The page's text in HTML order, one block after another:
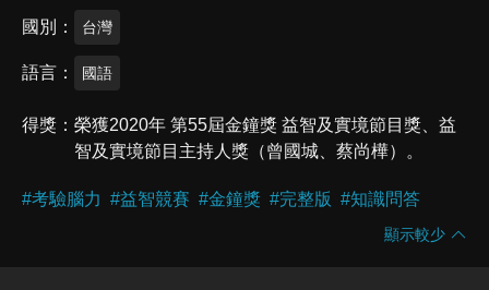
國別 台灣
語言 國語
得獎
榮獲2020年 第55屆金鐘獎 益智及實境節目獎、益
智及實境節目主持人獎（曾國城、蔡尚樺）。
#考驗腦力 #益智競賽 #金鐘獎 #完整版 #知識問答
顯示較少